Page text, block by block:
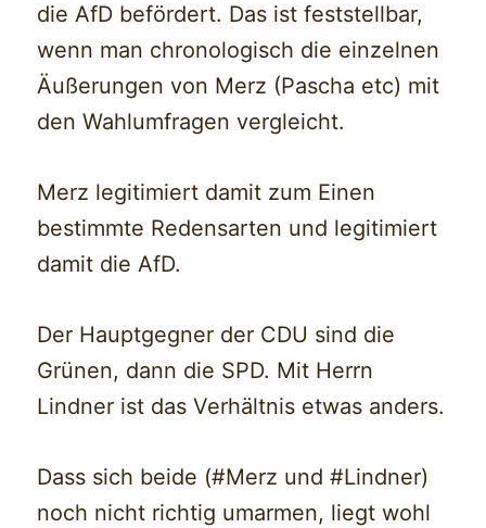
die AfD befördert. Das ist feststellbar,
wenn man chronologisch die einzelnen
Äußerungen von Merz (Pascha etc) mit
den Wahlumfragen vergleicht.
Merz legitimiert damit zum Einen
bestimmte Redensarten und legitimiert
damit die AfD.
Der Hauptgegner der CDU sind die
Grünen, dann die SPD. Mit Herrn
Lindner ist das Verhältnis etwas anders.
Dass sich beide (#Merz und #Lindner)
noch nicht richtig umarmen, liegt wohl